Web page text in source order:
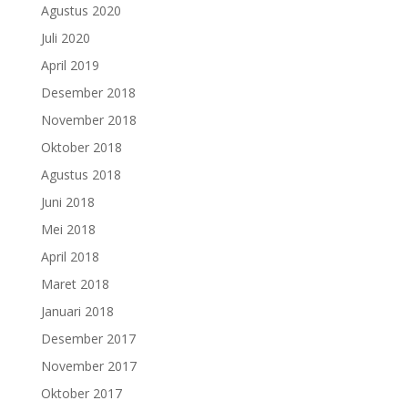
Agustus 2020
Juli 2020
April 2019
Desember 2018
November 2018
Oktober 2018
Agustus 2018
Juni 2018
Mei 2018
April 2018
Maret 2018
Januari 2018
Desember 2017
November 2017
Oktober 2017